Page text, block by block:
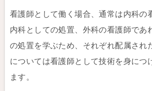
看護師として働く場合、通常は内科の
内科としての処置、外科の看護師であ
の処置を学ぶため、それぞれ配属され
については看護師として技術を身につ
ます。